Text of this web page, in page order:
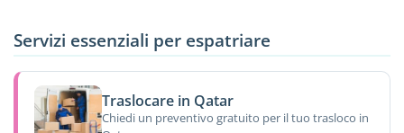
Servizi essenziali per espatriare
Traslocare in Qatar
Chiedi un preventivo gratuito per il tuo trasloco in